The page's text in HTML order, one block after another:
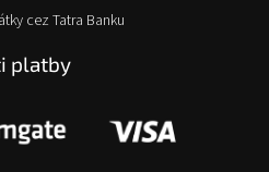
cez Tatra Banku
platby